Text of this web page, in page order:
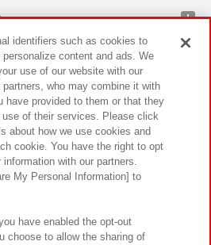
ナビリティ サイトポリシー
ウェブアクセシビリティ方針と検証結果
に
方針 よくあるご質問・お問い合わせ
identifiers such as cookies to
content and ads. We
use of our website with our
who may combine it with
have provided to them or that they
of their services. Please click
about how we use cookies and
cookie. You have the right to opt
with our partners.
My Personal Information] to
have enabled the opt-out
choose to allow the sharing of